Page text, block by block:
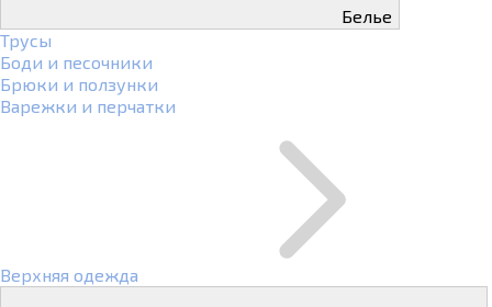
Белье
Трусы
Боди и песочники
Брюки и ползунки
Варежки и перчатки
Верхняя одежда